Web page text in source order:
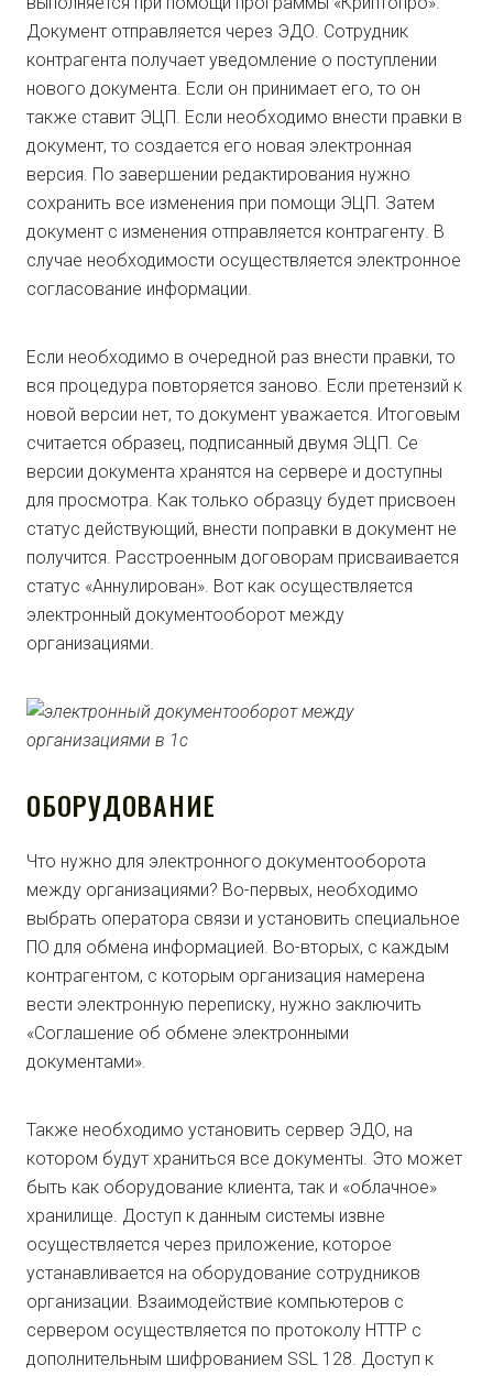
Документ отправляется через ЭДО. Сотрудник
контрагента получает уведомление о поступлении
нового документа. Если он принимает его, то он
также ставит ЭЦП. Если необходимо внести правки в
документ, то создается его новая электронная
версия. По завершении редактирования нужно
сохранить все изменения при помощи ЭЦП. Затем
документ с изменения отправляется контрагенту. В
случае необходимости осуществляется электронное
согласование информации.
Если необходимо в очередной раз внести правки, то
вся процедура повторяется заново. Если претензий к
новой версии нет, то документ уважается. Итоговым
считается образец, подписанный двумя ЭЦП. Се
версии документа хранятся на сервере и доступны
для просмотра. Как только образцу будет присвоен
статус действующий, внести поправки в документ не
получится. Расстроенным договорам присваивается
статус «Аннулирован». Вот как осуществляется
электронный документооборот между
организациями.
ОБОРУДОВАНИЕ
Что нужно для электронного документооборота
между организациями? Во-первых, необходимо
выбрать оператора связи и установить специальное
ПО для обмена информацией. Во-вторых, с каждым
контрагентом, с которым организация намерена
вести электронную переписку, нужно заключить
«Соглашение об обмене электронными
документами».
Также необходимо установить сервер ЭДО, на
котором будут храниться все документы. Это может
быть как оборудование клиента, так и «облачное»
хранилище. Доступ к данным системы извне
осуществляется через приложение, которое
устанавливается на оборудование сотрудников
организации. Взаимодействие компьютеров с
сервером осуществляется по протоколу HTTP с
дополнительным шифрованием SSL 128. Доступ к